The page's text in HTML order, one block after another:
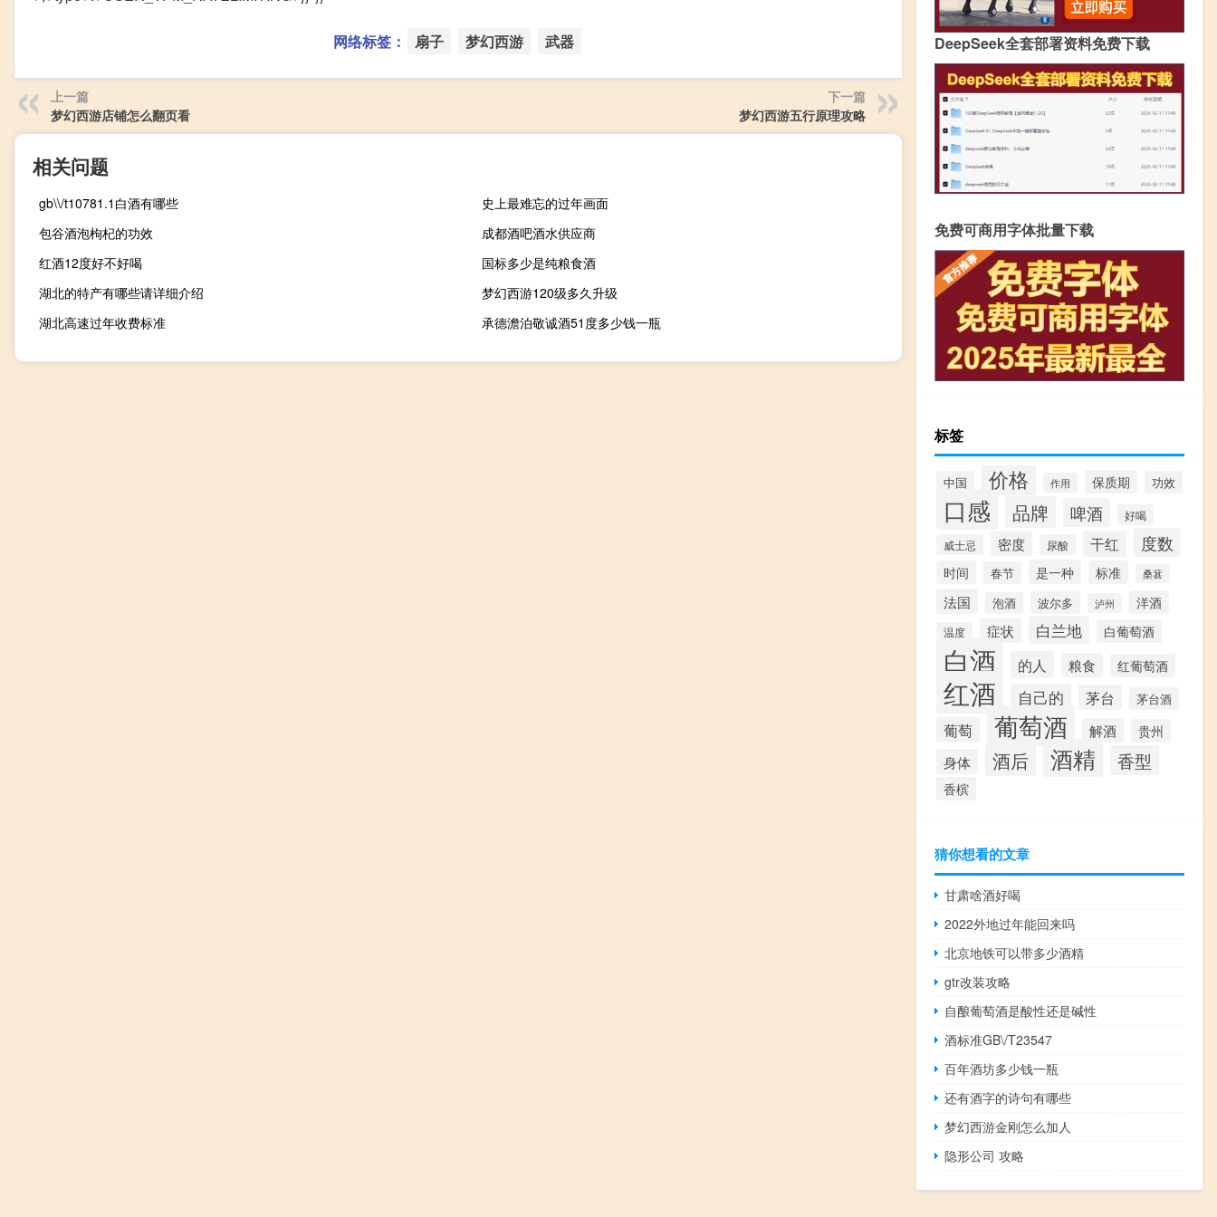
网络标签： 扇子 梦幻西游 武器
上一篇
梦幻西游店铺怎么翻页看
下一篇
梦幻西游五行原理攻略
相关问题
gb\\/t10781.1白酒有哪些
史上最难忘的过年画面
包谷酒泡枸杞的功效
成都酒吧酒水供应商
红酒12度好不好喝
国标多少是纯粮食酒
湖北的特产有哪些请详细介绍
梦幻西游120级多久升级
湖北高速过年收费标准
承德澹泊敬诚酒51度多少钱一瓶
DeepSeek全套部署资料免费下载
免费可商用字体批量下载
标签
中国 价格 作用 保质期 功效
口感 品牌 啤酒
好喝
威士忌
密度 尿酸 干红 度数
时间 春节 是一种 标准 桑葚
法国 泡酒 波尔多 泸州 洋酒
温度 症状 白兰地 白葡萄酒
白酒 的人 粮食 红葡萄酒
红酒 自己的 茅台 茅台酒
葡萄 葡萄酒 解酒 贵州
身体 酒后 酒精 香型
香槟
猜你想看的文章
甘肃啥酒好喝
2022外地过年能回来吗
北京地铁可以带多少酒精
gtr改装攻略
自酿葡萄酒是酸性还是碱性
酒标准GB\/T23547
百年酒坊多少钱一瓶
还有酒字的诗句有哪些
梦幻西游金刚怎么加人
隐形公司 攻略